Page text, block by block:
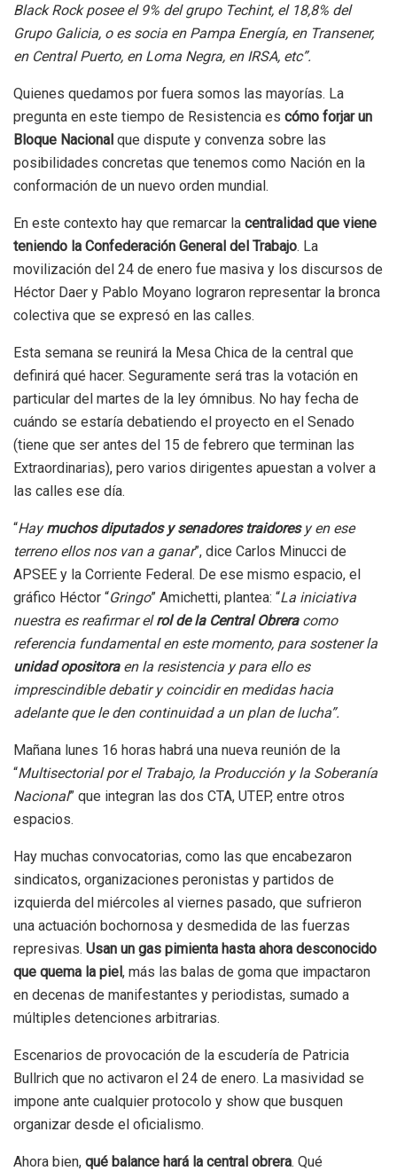
Black Rock posee el 9% del grupo Techint, el 18,8% del
Grupo Galicia, o es socia en Pampa Energía, en Transener,
en Central Puerto, en Loma Negra, en IRSA, etc”.
Quienes quedamos por fuera somos las mayorías. La
pregunta en este tiempo de Resistencia es cómo forjar un
Bloque Nacional que dispute y convenza sobre las
posibilidades concretas que tenemos como Nación en la
conformación de un nuevo orden mundial.
En este contexto hay que remarcar la centralidad que viene
teniendo la Confederación General del Trabajo. La
movilización del 24 de enero fue masiva y los discursos de
Héctor Daer y Pablo Moyano lograron representar la bronca
colectiva que se expresó en las calles.
Esta semana se reunirá la Mesa Chica de la central que
definirá qué hacer. Seguramente será tras la votación en
particular del martes de la ley ómnibus. No hay fecha de
cuándo se estaría debatiendo el proyecto en el Senado
(tiene que ser antes del 15 de febrero que terminan las
Extraordinarias), pero varios dirigentes apuestan a volver a
las calles ese día.
“Haymuchos diputados y senadores traidoresy en ese
terreno ellos nos van a ganar”, dice Carlos Minucci de
APSEE y la Corriente Federal. De ese mismo espacio, el
gráfico Héctor “Gringo” Amichetti, plantea: “La iniciativa
nuestra es reafirmar elrol de la Central Obreracomo
referencia fundamental en este momento, para sostener la
unidad opositoraen la resistencia y para ello es
imprescindible debatir y coincidir en medidas hacia
adelante que le den continuidad a un plan de lucha”.
Mañana lunes 16 horas habrá una nueva reunión de la
“Multisectorial por el Trabajo, la Producción y la Soberanía
Nacional” que integran las dos CTA, UTEP, entre otros
espacios.
Hay muchas convocatorias, como las que encabezaron
sindicatos, organizaciones peronistas y partidos de
izquierda del miércoles al viernes pasado, que sufrieron
una actuación bochornosa y desmedida de las fuerzas
represivas. Usan un gas pimienta hasta ahora desconocido
que quema la piel, más las balas de goma que impactaron
en decenas de manifestantes y periodistas, sumado a
múltiples detenciones arbitrarias.
Escenarios de provocación de la escudería de Patricia
Bullrich que no activaron el 24 de enero. La masividad se
impone ante cualquier protocolo y show que busquen
organizar desde el oficialismo.
Ahora bien, qué balance hará la central obrera. Qué